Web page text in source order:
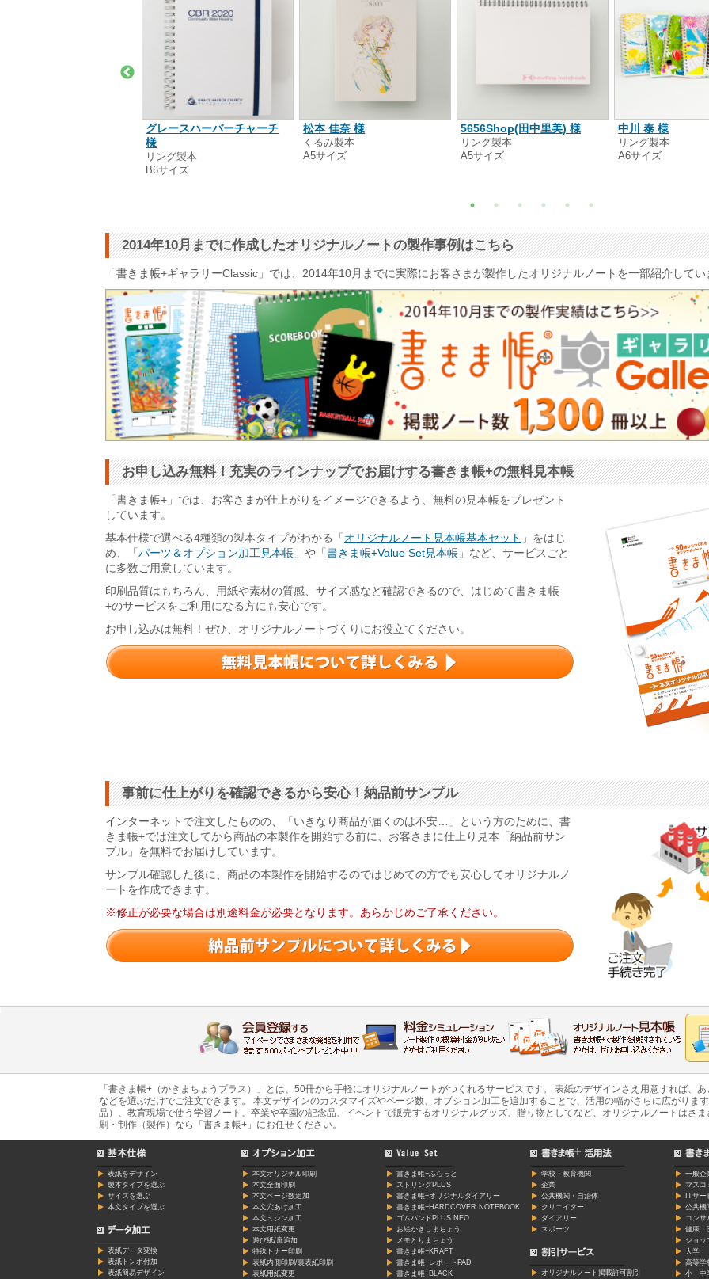
グレースハーバーチャーチ
様
リング製本
B6サイズ
松本 佳奈 様
くるみ製本
A5サイズ
5656Shop(田中里美) 様
リング製本
A5サイズ
中川 泰 様
リング製本
A6サイズ
2014年10月までに作成したオリジナルノートの製作事例はこちら
「書きま帳+ギャラリーClassic」では、2014年10月までに実際にお客さまが製作したオリジナルノートを一部紹介してい
お申し込み無料！充実のラインナップでお届けする書きま帳+の無料見本帳
「書きま帳+」では、お客さまが仕上がりをイメージできるよう、無料の見本帳をプレゼント
しています。
基本仕様で選べる4種類の製本タイプがわかる「 オリジナルノート見本帳基本セット 」をはじ
め、「 パーツ＆オプション加工見本帳 」や「 書きま帳+Value Set見本帳 」など、サービスごと
に多数ご用意しています。
印刷品質はもちろん、用紙や素材の質感、サイズ感など確認できるので、はじめて書きま帳
+のサービスをご利用になる方にも安心です。
お申し込みは無料！ぜひ、オリジナルノートづくりにお役立てください。
事前に仕上がりを確認できるから安心！納品前サンプル
インターネットで注文したものの、「いきなり商品が届くのは不安…」という方のために、書
きま帳+では注文してから商品の本製作を開始する前に、お客さまに仕上り見本「納品前サン
プル」を無料でお届けしています。
サンプル確認した後に、商品の本製作を開始するのではじめての方でも安心してオリジナルノ
ートを作成できます。
※修正が必要な場合は別途料金が必要となります。あらかじめご了承ください。
「書きま帳+（かきまちょうプラス）」とは、50冊から手軽にオリジナルノートがつくれるサービスです。 表紙のデザインさえ用意すれば、
などを選ぶだけでご注文できます。 本文デザインのカスタマイズやページ数、オプション加工を追加することで、活用の幅がさらに広がりま
品）、教育現場で使う学習ノート、卒業や卒園の記念品、イベントで販売するオリジナルグッズ、贈り物としてなど、オリジナルノートはさ
刷・制作（製作）なら「書きま帳+」にお任せください。
表紙をデザイン
製本タイプを選ぶ
サイズを選ぶ
本文タイプを選ぶ
表紙データ変換
表紙トンボ付加
表紙簡易デザイン
本文オリジナル印刷
本文全面印刷
本文ページ数追加
本文穴あけ加工
本文ミシン加工
本文用紙変更
遊び紙/扉追加
特殊トナー印刷
表紙内側印刷/裏表紙印刷
表紙用紙変更
書きま帳+ふらっと
ストリングPLUS
書きま帳+オリジナルダイアリー
書きま帳+HARDCOVER NOTEBOOK
ゴムバンドPLUS NEO
お絵かきしまちょう
メモとりまちょう
書きま帳+KRAFT
書きま帳+レポートPAD
書きま帳+BLACK
学校・教育機関
企業
公共機関・自治体
クリエイター
ダイアリー
スポーツ
オリジナルノート掲載許可割引
一般企
マスコ
ITサ
公共機
コンサ
健康・
ショッ
大学
高等学
小・中